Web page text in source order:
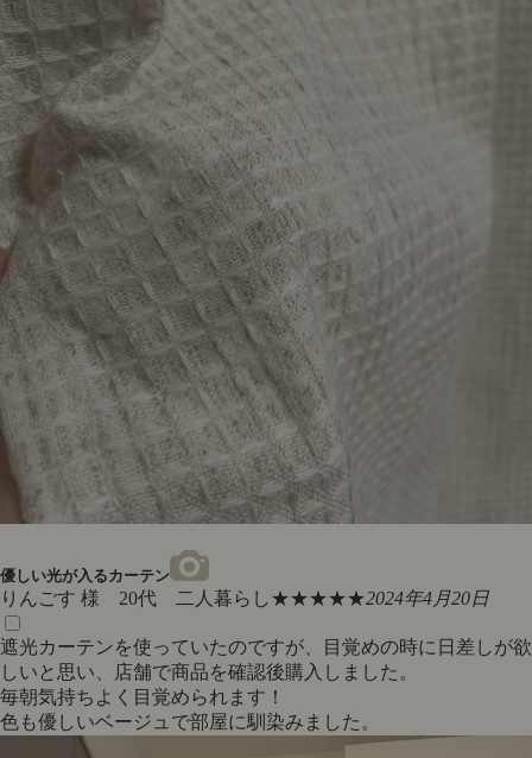
優しい光が入るカーテン
りんごす 様 20代 二人暮らし★★★★★2024年4月20日
遮光カーテンを使っていたのですが、目覚めの時に日差しが欲
しいと思い、店舗で商品を確認後購入しました。
毎朝気持ちよく目覚められます！
色も優しいベージュで部屋に馴染みました。